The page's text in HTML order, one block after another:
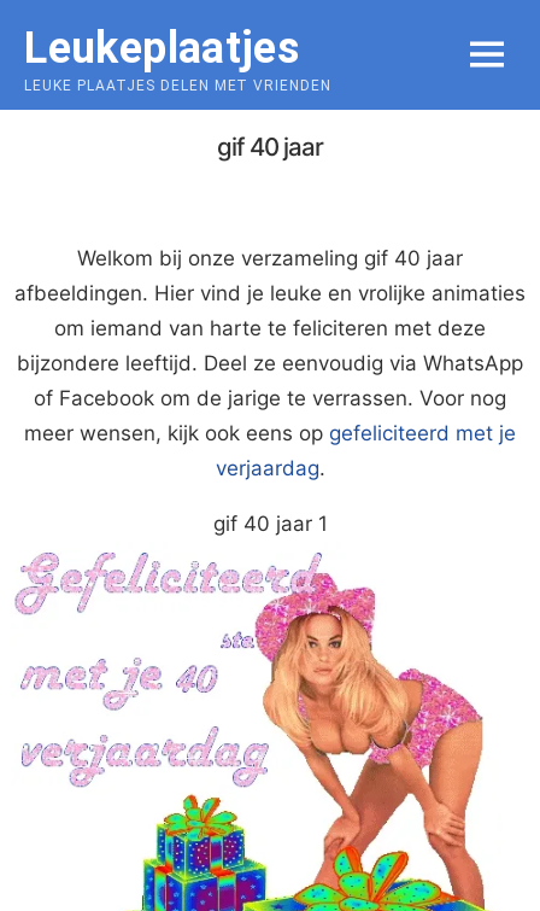
content
Leukeplaatjes
LEUKE PLAATJES DELEN MET VRIENDEN
MENU
gif 40 jaar
Welkom bij onze verzameling gif 40 jaar
afbeeldingen. Hier vind je leuke en vrolijke animaties
om iemand van harte te feliciteren met deze
bijzondere leeftijd. Deel ze eenvoudig via WhatsApp
of Facebook om de jarige te verrassen. Voor nog
meer wensen, kijk ook eens op gefeliciteerd met je
verjaardag.
gif 40 jaar 1